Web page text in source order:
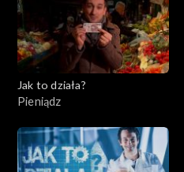
Jak to działa?
Pieniądz